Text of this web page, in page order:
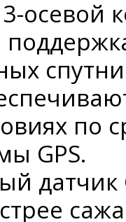
осевой
по
GPS.
датчик